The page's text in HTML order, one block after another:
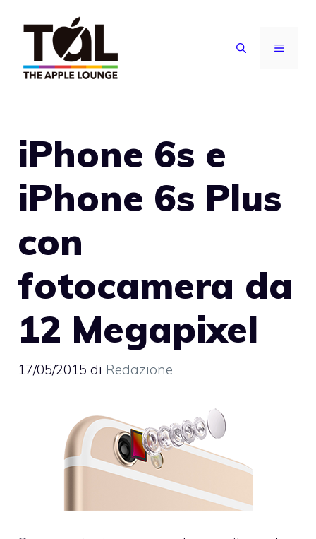
contenuto
MENU
iPhone 6s e
iPhone 6s Plus
con
fotocamera da
12 Megapixel
17/05/2015 di Redazione